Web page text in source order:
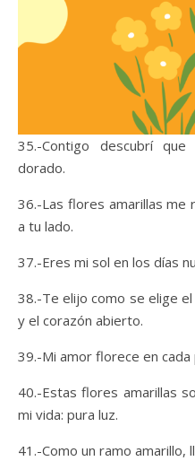
35.-Contigo descubrí
dorado.
36.-Las flores amarillas me
a tu lado.
37.-Eres mi sol en los días
38.-Te elijo como se elige
y el corazón abierto.
39.-Mi amor florece en
40.-Estas flores amarillas
mi vida: pura luz.
41.-Como un ramo amarillo,